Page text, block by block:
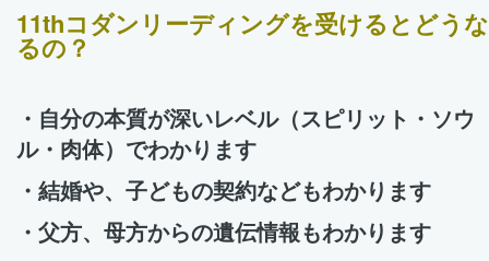
11thコダンリーディングを受けるとどうな
るの？
・自分の本質が深いレベル（スピリット・ソウ
ル・肉体）でわかります
・結婚や、子どもの契約などもわかります
・父方、母方からの遺伝情報もわかります